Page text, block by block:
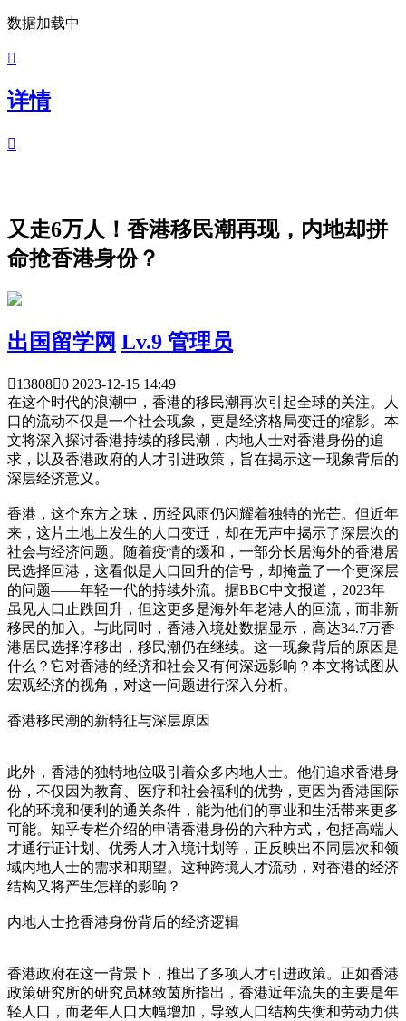
数据加载中

详情

又走6万人！香港移民潮再现，内地却拼
命抢香港身份？
出国留学网 Lv.9 管理员
138080 2023-12-15 14:49
在这个时代的浪潮中，香港的移民潮再次引起全球的关注。人
口的流动不仅是一个社会现象，更是经济格局变迁的缩影。本
文将深入探讨香港持续的移民潮，内地人士对香港身份的追
求，以及香港政府的人才引进政策，旨在揭示这一现象背后的
深层经济意义。
香港，这个东方之珠，历经风雨仍闪耀着独特的光芒。但近年
来，这片土地上发生的人口变迁，却在无声中揭示了深层次的
社会与经济问题。随着疫情的缓和，一部分长居海外的香港居
民选择回港，这看似是人口回升的信号，却掩盖了一个更深层
的问题——年轻一代的持续外流。据BBC中文报道，2023年
虽见人口止跌回升，但这更多是海外年老港人的回流，而非新
移民的加入。与此同时，香港入境处数据显示，高达34.7万香
港居民选择净移出，移民潮仍在继续。这一现象背后的原因是
什么？它对香港的经济和社会又有何深远影响？本文将试图从
宏观经济的视角，对这一问题进行深入分析。
香港移民潮的新特征与深层原因
此外，香港的独特地位吸引着众多内地人士。他们追求香港身
份，不仅因为教育、医疗和社会福利的优势，更因为香港国际
化的环境和便利的通关条件，能为他们的事业和生活带来更多
可能。知乎专栏介绍的申请香港身份的六种方式，包括高端人
才通行证计划、优秀人才入境计划等，正反映出不同层次和领
域内地人士的需求和期望。这种跨境人才流动，对香港的经济
结构又将产生怎样的影响？
内地人士抢香港身份背后的经济逻辑
香港政府在这一背景下，推出了多项人才引进政策。正如香港
政策研究所的研究员林致茵所指出，香港近年流失的主要是年
轻人口，而老年人口大幅增加，导致人口结构失衡和劳动力供